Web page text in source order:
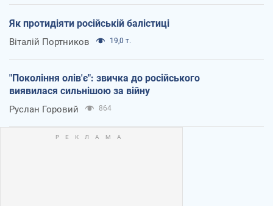
Як протидіяти російській балістиці
Віталій Портников 19,0 т.
"Покоління олів'є": звичка до російського
виявилася сильнішою за війну
Руслан Горовий 864